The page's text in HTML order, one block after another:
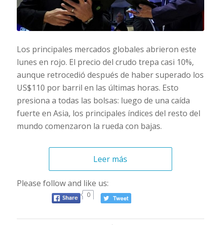
Los principales mercados globales abrieron este
lunes en rojo. El precio del crudo trepa casi 10%,
aunque retrocedió después de haber superado los
US$110 por barril en las últimas horas. Esto
presiona a todas las bolsas: luego de una caída
fuerte en Asia, los principales índices del resto del
mundo comenzaron la rueda con bajas.
Leer más
Please follow and like us:
0